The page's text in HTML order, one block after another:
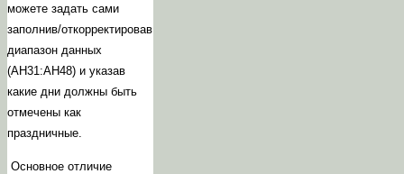
можете задать сами
заполнив/откорректировав
диапазон данных
(AH31:AH48) и указав
какие дни должны быть
отмечены как
праздничные.
Основное отличие